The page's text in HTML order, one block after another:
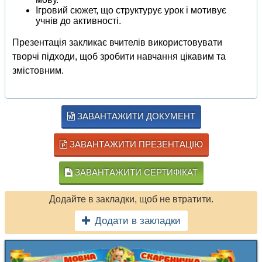
Ігровий сюжет, що структурує урок і мотивує
учнів до активності.
Презентація закликає вчителів використовувати
творчі підходи, щоб зробити навчання цікавим та
змістовним.
ЗАВАНТАЖИТИ ДОКУМЕНТ
ЗАВАНТАЖИТИ ПРЕЗЕНТАЦІЮ
ЗАВАНТАЖИТИ СЕРТИФІКАТ
Додайте в закладки, щоб не втратити.
Додати в закладки